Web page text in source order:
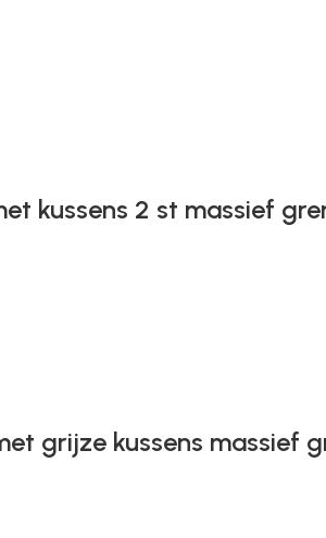
kussens 2 st massief
grijze kussens massief